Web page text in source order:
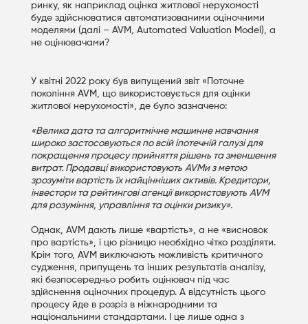
ринку, як наприклад оцінка житлової нерухомості
буде здійснюватися автоматизованими оціночними
моделями (далі – AVM, Automated Valuation Model), а
не оцінювачами?
У квітні 2022 року був випущений звіт «Поточне
покоління AVM, що використовується для оцінки
житлової нерухомості», де було зазначено:
«Велика дата та алгоритмічне машинне навчання
широко застосовуються по всій іпотечній галузі для
покращення процесу прийняття рішень та зменшення
витрат. Продавці використовують AVMи з метою
зрозуміти вартість їх найцінніших активів. Кредитори,
інвестори та рейтингові агенції використовують AVM
для розуміння, управління та оцінки ризику».
Однак, AVM дають лише «вартість», а не «висновок
про вартість», і цю різницю необхідно чітко розділяти.
Крім того, AVM виключають можливість критичного
судження, припущень та інших результатів аналізу,
які безпосередньо робить оцінювач під час
здійснення оціночних процедур. А відсутність цього
процесу йде в розріз в міжнародними та
національними стандартами. І це лише одна з